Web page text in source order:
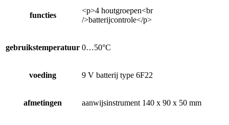
functies
<p>4 houtgroepen<br
/>batterijcontrole</p>
gebruikstemperatuur 0…50°C
voeding 9 V batterij type 6F22
afmetingen aanwijsinstrument 140 x 90 x 50 mm